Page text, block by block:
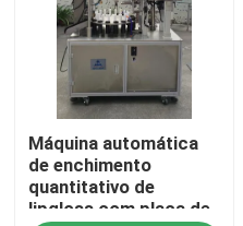
Casa
Produtos
Vídeos
Máquina automática
de enchimento
quantitativo de
lipgloss com placa de